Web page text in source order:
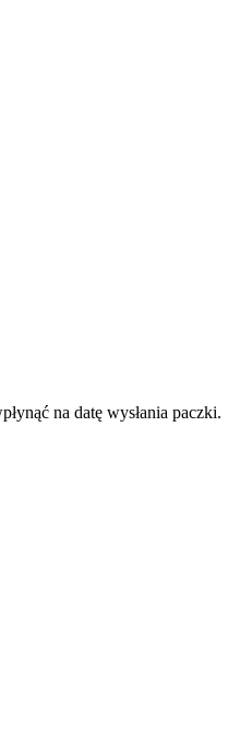
na datę wysłania paczki.